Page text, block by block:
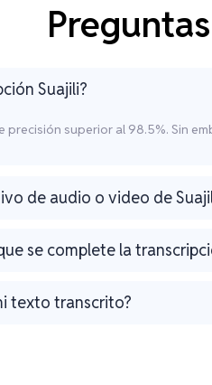
Suajili?
superior al 98.5%. Sin
de audio o video de
se complete la
texto transcrito?